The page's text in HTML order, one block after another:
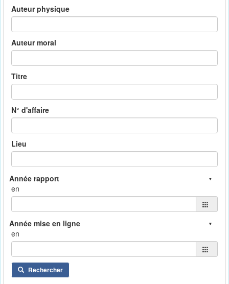
Auteur physique
Auteur moral
Titre
N° d'affaire
Lieu
en
en
Rechercher